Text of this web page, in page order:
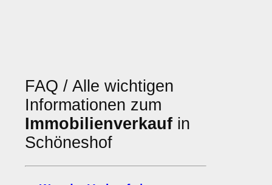
FAQ / Alle wichtigen
Informationen zum
Immobilienverkauf in
Schöneshof